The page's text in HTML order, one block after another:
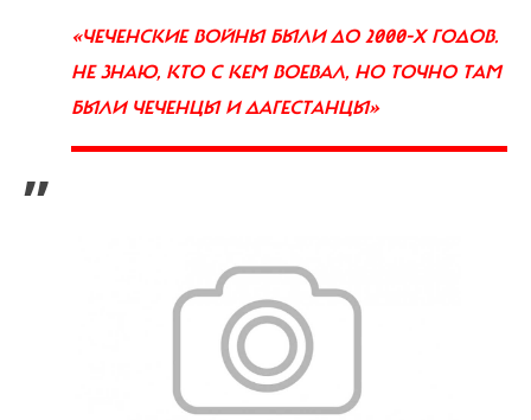
«ЧЕЧЕНСКИЕ ВОЙНЫ БЫЛИ ДО 2000-Х ГОДОВ.
НЕ ЗНАЮ, КТО С КЕМ ВОЕВАЛ, НО ТОЧНО ТАМ
БЫЛИ ЧЕЧЕНЦЫ И ДАГЕСТАНЦЫ»
”